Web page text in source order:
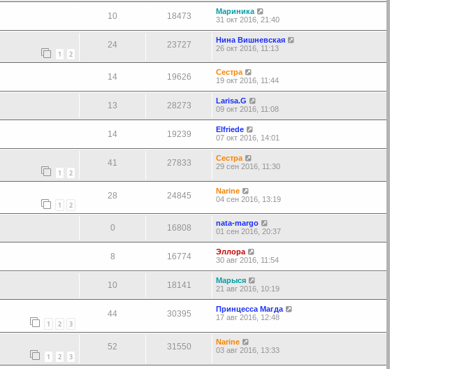
10 18473
Мариника
31 окт 2016, 21:40
1 2
24 23727
Нина Вишневская
26 окт 2016, 11:13
14 19626
Сестра
19 окт 2016, 11:44
13 28273
Larisa.G
09 окт 2016, 11:08
14 19239
Elfriede
07 окт 2016, 14:01
1 2
41 27833
Сестра
29 сен 2016, 11:30
1 2
28 24845
Narine
04 сен 2016, 13:19
0 16808
nata-margo
01 сен 2016, 20:37
8 16774
Эллора
30 авг 2016, 11:54
10 18141
Марыся
21 авг 2016, 10:19
1 2 3
44 30395
Принцесса Магда
17 авг 2016, 12:48
1 2 3
52 31550
Narine
03 авг 2016, 13:33